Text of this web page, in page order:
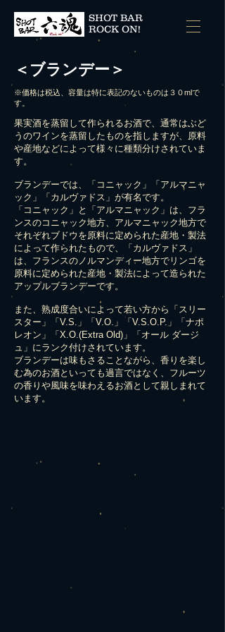
SHOT BAR
ROCK ON!
＜ブランデー＞
※価格は税込、容量は特に表記のないものは３０mlで
す。
果実酒を蒸留して作られるお酒で、通常はぶど
うのワインを蒸留したものを指しますが、原料
や産地などによって様々に種類分けされていま
す。
ブランデーでは、「コニャック」「アルマニャ
ック」「カルヴァドス」が有名です。
「コニャック」と「アルマニャック」は、フラ
ンスのコニャック地方、アルマニャック地方で
それぞれブドウを原料に定められた産地・製法
によって作られたもので、「カルヴァドス」
は、フランスのノルマンディー地方でリンゴを
原料に定められた産地・製法によって造られた
アップルブランデーです。
また、熟成度合いによって若い方から「スリー
スター」「V.S.」「V.O.」「V.S.O.P.」「ナポ
レオン」「X.O.(Extra Old)」「オール ダージ
ュ」にランク付けされています。
ブランデーは味もさることながら、香りを楽し
む為のお酒といっても過言ではなく、フルーツ
の香りや風味を味わえるお酒として親しまれて
います。